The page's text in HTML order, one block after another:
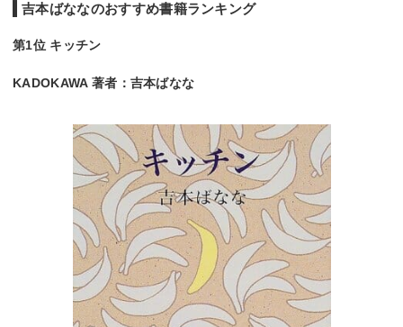
吉本ばななのおすすめ書籍ランキング
第1位 キッチン
KADOKAWA 著者：吉本ばなな